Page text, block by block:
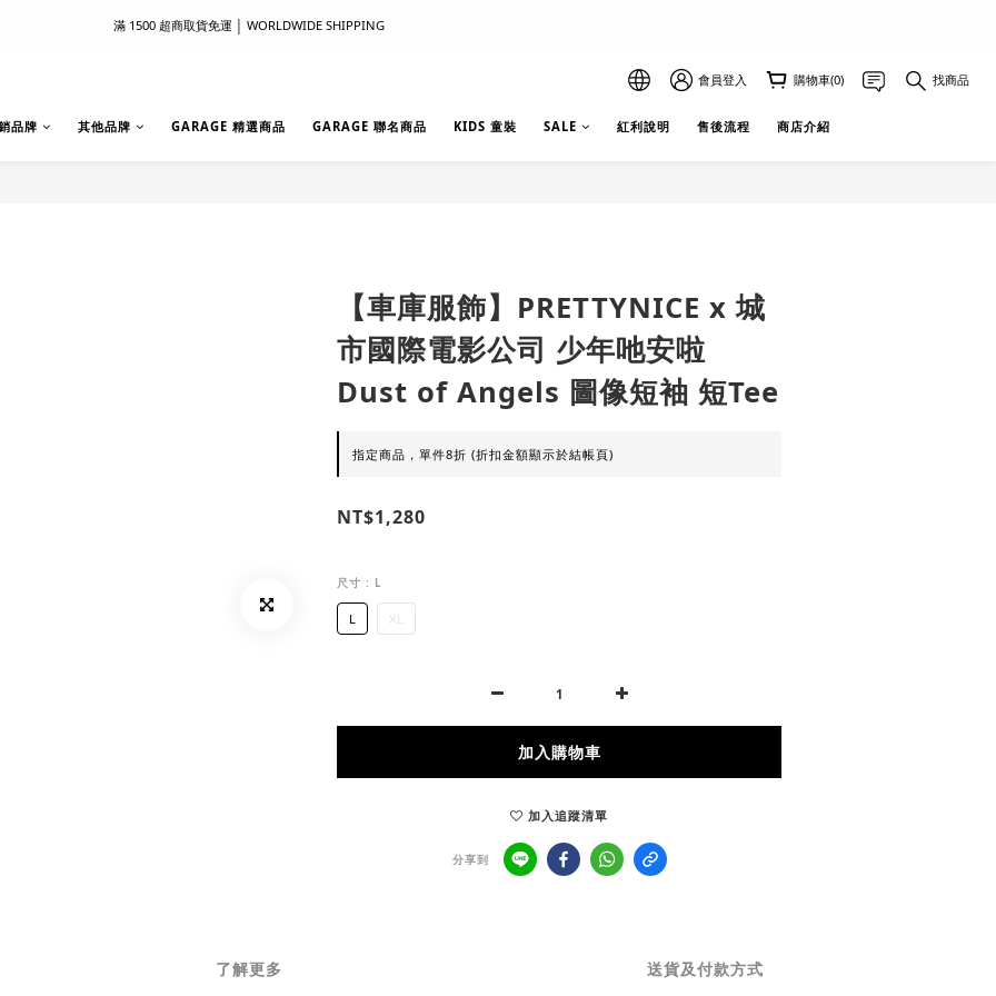
滿 1500 超商取貨免運 │ WORLDWIDE SHIPPING
滿 1500 超商取貨免運 │ WORLDWIDE SHIPPING
首次註冊新會員 │ 贈 100 元購物金
會員登入 購物車(0) 找商品
品牌 其他品牌 GARAGE 精選商品 GARAGE 聯名商品 KIDS 童裝 SALE 紅利說明 售後流程 商店介紹
【車庫服飾】PRETTYNICE x 城
市國際電影公司 少年吔安啦
Dust of Angels 圖像短袖 短Tee
指定商品，單件8折 (折扣金額顯示於結帳頁)
NT$1,280
尺寸 : L
L XL
加入購物車
加入追蹤清單
分享到
了解更多 送貨及付款方式